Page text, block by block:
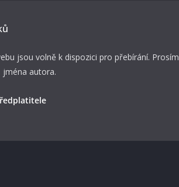
jsou volně k dispozici pro přebírání. Prosím
autora.